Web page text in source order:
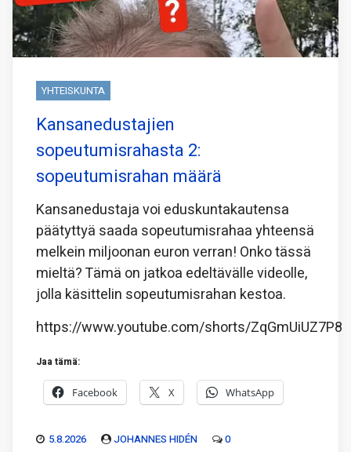
YHTEISKUNTA
Kansanedustajien
sopeutumisrahasta 2:
sopeutumisrahan määrä
Kansanedustaja voi eduskuntakautensa
päätyttyä saada sopeutumisrahaa yhteensä
melkein miljoonan euron verran! Onko tässä
mieltä? Tämä on jatkoa edeltävälle videolle,
jolla käsittelin sopeutumisrahan kestoa.
https://www.youtube.com/shorts/ZqGmUiUZ7P8
Jaa tämä:
Facebook X WhatsApp
5.8.2026 JOHANNES HIDÉN 0